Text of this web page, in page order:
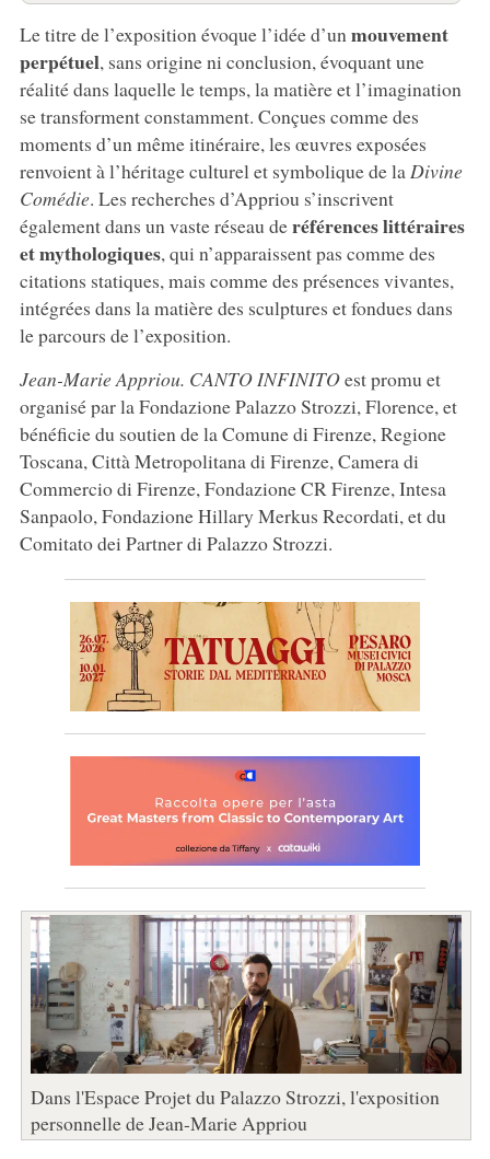
Le titre de l’exposition évoque l’idée d’unmouvement
perpétuel, sans origine ni conclusion, évoquant une
réalité dans laquelle le temps, la matière et l’imagination
se transforment constamment. Conçues comme des
moments d’un même itinéraire, les œuvres exposées
renvoient à l’héritage culturel et symbolique de laDivine
Comédie. Les recherches d’Appriou s’inscrivent
également dans un vaste réseau deréférences littéraires
et mythologiques, qui n’apparaissent pas comme des
citations statiques, mais comme des présences vivantes,
intégrées dans la matière des sculptures et fondues dans
le parcours de l’exposition.
Jean-Marie Appriou. CANTO INFINITOest promu et
organisé par la Fondazione Palazzo Strozzi, Florence, et
bénéficie du soutien de la Comune di Firenze, Regione
Toscana, Città Metropolitana di Firenze, Camera di
Commercio di Firenze, Fondazione CR Firenze, Intesa
Sanpaolo, Fondazione Hillary Merkus Recordati, et du
Comitato dei Partner di Palazzo Strozzi.
Dans l'Espace Projet du Palazzo Strozzi, l'exposition
personnelle de Jean-Marie Appriou